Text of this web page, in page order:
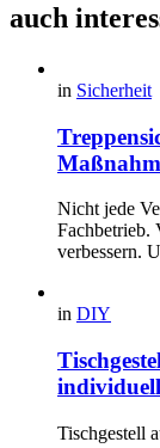
auch
in Sicherheit
Nicht jede
Fachbetrieb.
verbessern.
in DIY
Tischgestell